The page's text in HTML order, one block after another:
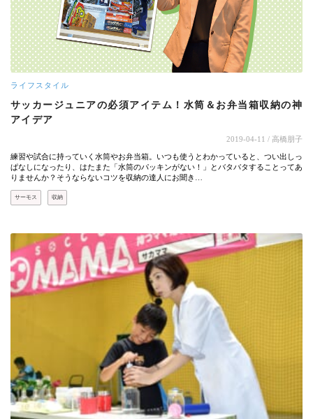
ライフスタイル
サッカージュニアの必須アイテム！水筒＆お弁当箱収納の神
アイデア
2019-04-11 / 高橋朋子
練習や試合に持っていく水筒やお弁当箱。いつも使うとわかっていると、つい出しっ
ぱなしになったり、はたまた「水筒のパッキンがない！」とバタバタすることってあ
りませんか？そうならないコツを収納の達人にお聞き…
サーモス 収納